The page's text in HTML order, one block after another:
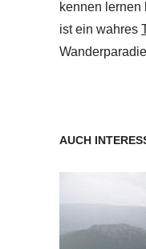
kennen lernen
ist ein wahres
AUCH